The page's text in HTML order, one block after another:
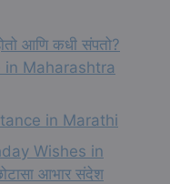
आणि कधी संपतो?
Maharashtra
in Marathi
Wishes in
आभार संदेश